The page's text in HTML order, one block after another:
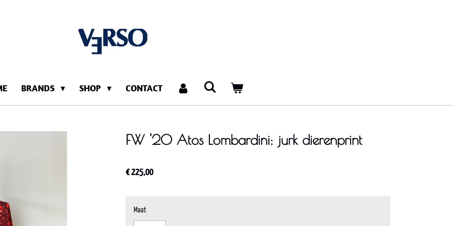
BRANDS SHOP CONTACT
FW '20 Atos Lombardini: jurk dierenprint
€ 225,00
Maat